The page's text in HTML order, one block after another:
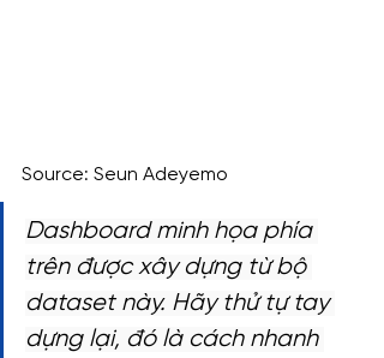
Source: Seun Adeyemo
Dashboard minh họa phía
trên được xây dựng từ bộ
dataset này. Hãy thử tự tay
dựng lại, đó là cách nhanh